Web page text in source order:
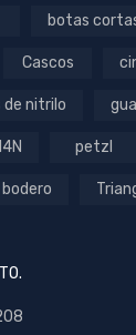
botas
Cascos
nitrilo
petzl